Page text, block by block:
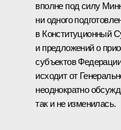
вполне под силу
ни одного
в Конституционный
и предложений о
субъектов
исходит от
неоднократно
так и не изменилась.